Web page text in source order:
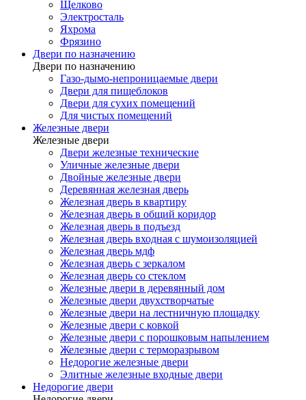
Щелково
Электросталь
Яхрома
Фрязино
Двери по назначению
Двери по назначению
Газо-дымо-непроницаемые двери
Двери для пищеблоков
Двери для сухих помещений
Для чистых помещений
Железные двери
Железные двери
Двери железные технические
Уличные железные двери
Двойные железные двери
Деревянная железная дверь
Железная дверь в квартиру
Железная дверь в общий коридор
Железная дверь в подъезд
Железная дверь входная с шумоизоляцией
Железная дверь мдф
Железная дверь с зеркалом
Железная дверь со стеклом
Железные двери в деревянный дом
Железные двери двухстворчатые
Железные двери на лестничную площадку
Железные двери с ковкой
Железные двери с порошковым напылением
Железные двери с терморазрывом
Недорогие железные двери
Элитные железные входные двери
Недорогие двери